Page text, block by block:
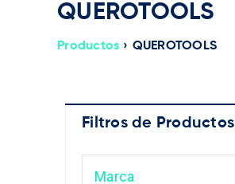
QUEROTOOLS
Productos › QUEROTOOLS
Filtros de Productos
Marca